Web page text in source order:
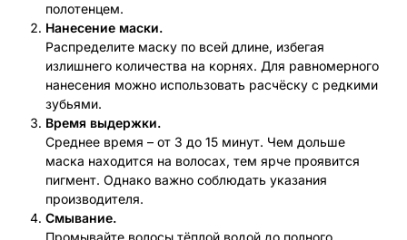
полотенцем.
Нанесение маски.
Распределите маску по всей длине, избегая
излишнего количества на корнях. Для равномерного
нанесения можно использовать расчёску с редкими
зубьями.
Время выдержки.
Среднее время – от 3 до 15 минут. Чем дольше
маска находится на волосах, тем ярче проявится
пигмент. Однако важно соблюдать указания
производителя.
Смывание.
Промывайте волосы тёплой водой до полного